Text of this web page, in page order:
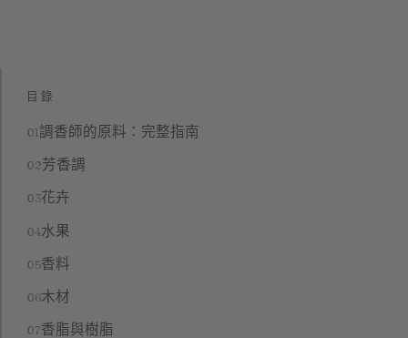
目錄
調香師的原料：完整指南
芳香調
花卉
水果
香料
木材
香脂與樹脂